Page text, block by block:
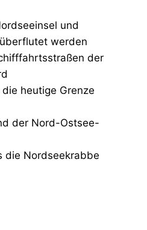
und
werden
der
heutige Grenze
der Nord-Ostsee-
die Nordseekrabbe